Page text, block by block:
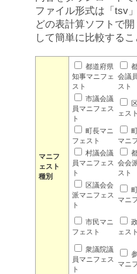
ファイル形式は「tsv
どの表計算ソフトで
して簡単に比較するこ
マニフ
ェスト
種別
都道府県
知事マニフェ
スト
会議
スト
市議会議
員マニフェス
ト
ェスト
町長マニ
フェスト
マニ
村議会議
員マニフェス
ト
会会
スト
区議会会
派マニフェス
ト
マニ
市民マニ
フェスト
ェスト
衆議院議
員マニフェス
ト
マニ